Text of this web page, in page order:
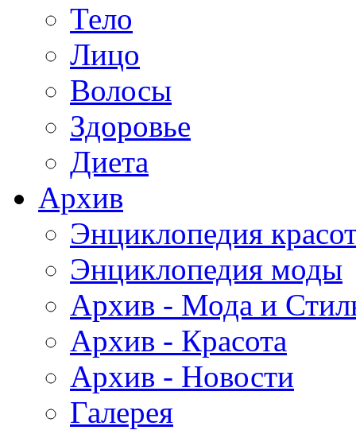
Тело
Лицо
Волосы
Здоровье
Диета
Архив
Энциклопедия
Энциклопедия моды
Архив - Мода и
Архив - Красота
Архив - Новости
Галерея